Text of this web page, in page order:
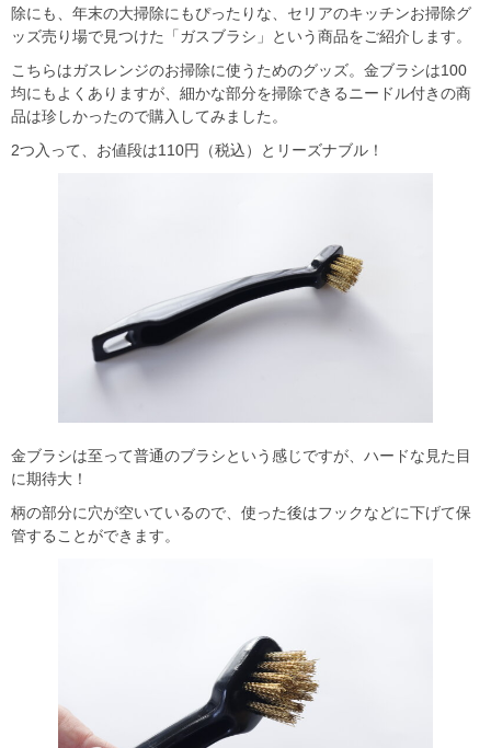
除にも、年末の大掃除にもぴったりな、セリアのキッチンお掃除グ
ッズ売り場で見つけた「ガスブラシ」という商品をご紹介します。
こちらはガスレンジのお掃除に使うためのグッズ。金ブラシは100
均にもよくありますが、細かな部分を掃除できるニードル付きの商
品は珍しかったので購入してみました。
2つ入って、お値段は110円（税込）とリーズナブル！
金ブラシは至って普通のブラシという感じですが、ハードな見た目
に期待大！
柄の部分に穴が空いているので、使った後はフックなどに下げて保
管することができます。